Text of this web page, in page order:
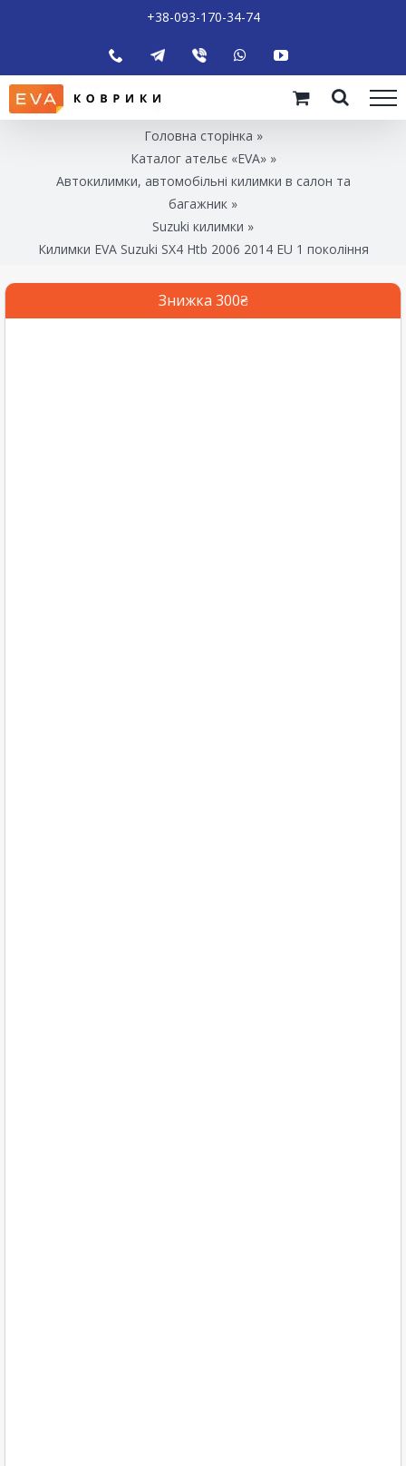
+38-093-170-34-74
Головна сторінка »
Каталог ательє «EVA»»
Автокилимки, автомобільні килимки в салон та
багажник »
Suzuki килимки »
Килимки EVA Suzuki SX4 Htb 2006 2014 EU 1 покоління
Знижка 300₴